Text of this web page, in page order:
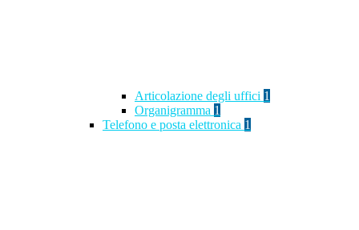
Articolazione degli uffici 1
Organigramma 1
Telefono e posta elettronica 1